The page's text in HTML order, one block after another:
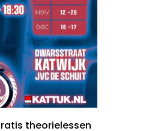
theorielessen